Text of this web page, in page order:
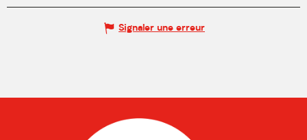
Signaler une erreur